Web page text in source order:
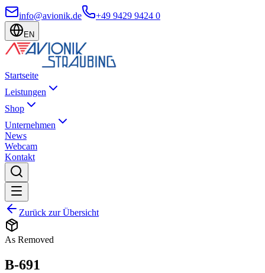
info@avionik.de +49 9429 9424 0
EN
Startseite
Leistungen
Shop
Unternehmen
News
Webcam
Kontakt
Zurück zur Übersicht
As Removed
B-691